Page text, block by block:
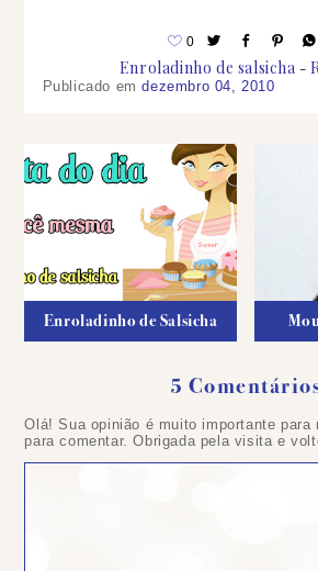
0
Enroladinho de salsicha
Publicado emdezembro 04, 2010
Enroladinho de Salsicha
5
Olá! Sua opinião é muito importante para
para comentar. Obrigada pela visita e